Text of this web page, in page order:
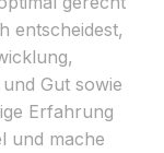
entscheidest,
Gut sowie
Erfahrung
und mache